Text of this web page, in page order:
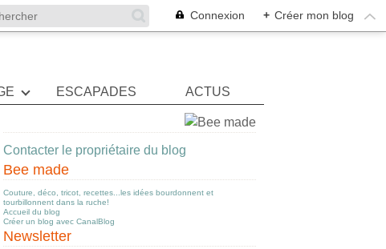
Connexion + Créer mon blog
ESCAPADES ACTUS
Contacter le propriétaire du blog
Bee made
Couture, déco, tricot, recettes...les idées bourdonnent et
tourbillonnent dans la ruche!
Accueil du blog
Créer un blog avec CanalBlog
Newsletter